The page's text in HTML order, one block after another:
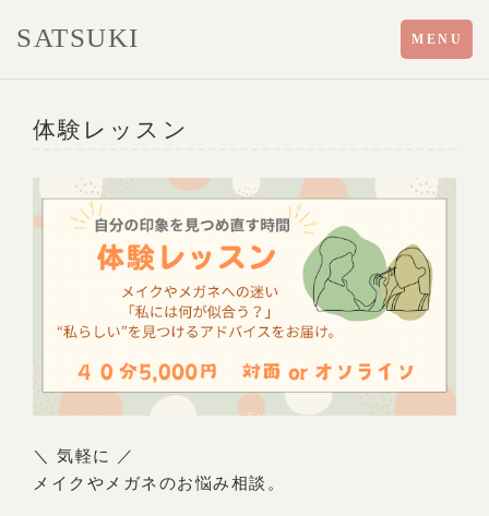
Toggle
navigation
MENU
SATSUKI
体験レッスン
＼ 気軽に ／
メイクやメガネのお悩み相談。